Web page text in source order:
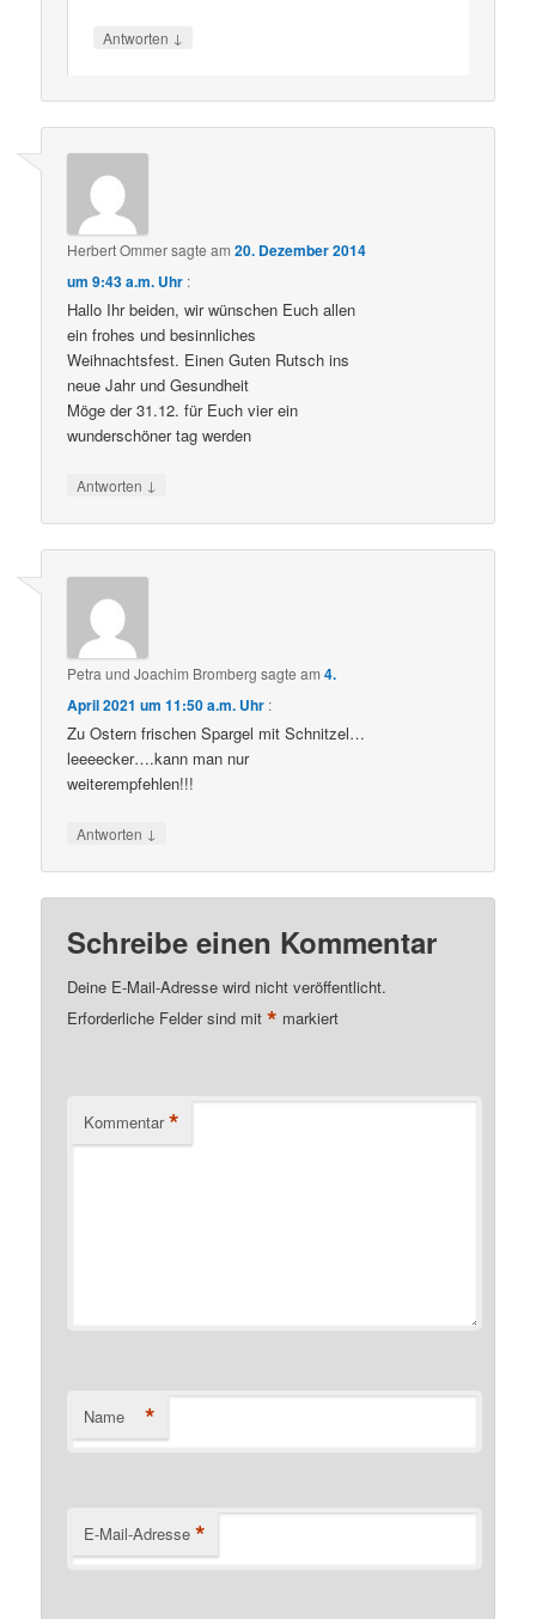
Antworten ↓
Herbert Ommersagte am20. Dezember 2014
um 9:43 a.m. Uhr :
Hallo Ihr beiden, wir wünschen Euch allen
ein frohes und besinnliches
Weihnachtsfest. Einen Guten Rutsch ins
neue Jahr und Gesundheit
Möge der 31.12. für Euch vier ein
wunderschöner tag werden
Antworten ↓
Petra und Joachim Bromberg sagte am4.
April 2021 um 11:50 a.m. Uhr :
Zu Ostern frischen Spargel mit Schnitzel…
leeeecker….kann man nur
weiterempfehlen!!!
Antworten ↓
Schreibe einen Kommentar
Deine E-Mail-Adresse wird nicht veröffentlicht.
Erforderliche Felder sind mit* markiert
Kommentar *
Name *
E-Mail-Adresse *